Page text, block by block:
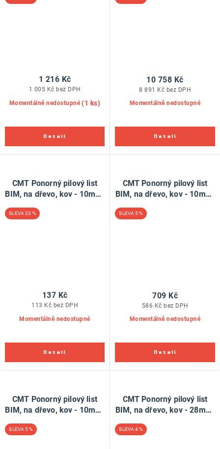
Momentálně nedostupné (1 ks)
1 005 Kč bez DPH
1 216 Kč
Momentálně nedostupné
8 891 Kč bez DPH
10 758 Kč
CMT Ponorný pilový list
BIM, na dřevo, kov - 10mm,
23 %
Momentálně nedostupné
113 Kč bez DPH
137 Kč
CMT Ponorný pilový list
BIM, na dřevo, kov - 10mm,
5 %
Momentálně nedostupné
586 Kč bez DPH
709 Kč
CMT Ponorný pilový list
BIM, na dřevo, kov - 10mm,
5 %
CMT Ponorný pilový list
BIM, na dřevo, kov - 28mm,
4 %